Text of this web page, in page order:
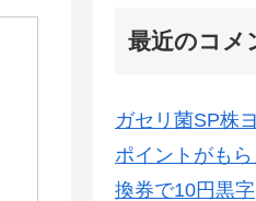
最近のコメ
ガセリ菌SP株
ポイントがも
換券で10円黒字